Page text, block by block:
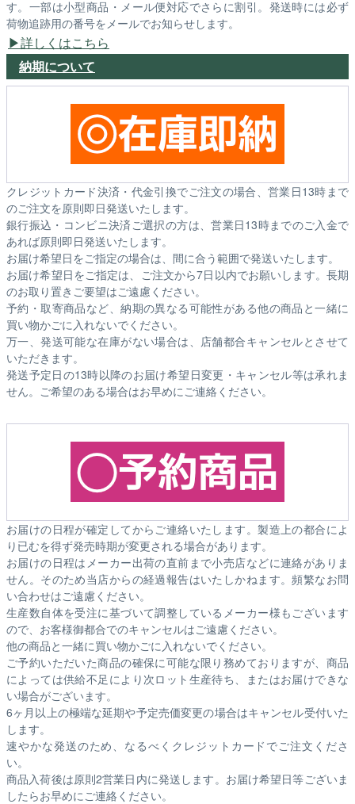
す。一部は小型商品・メール便対応でさらに割引。発送時には必ず
荷物追跡用の番号をメールでお知らせします。
詳しくはこちら
納期について
クレジットカード決済・代金引換でご注文の場合、営業日13時まで
のご注文を原則即日発送いたします。
銀行振込・コンビニ決済ご選択の方は、営業日13時までのご入金で
あれば原則即日発送いたします。
お届け希望日をご指定の場合は、間に合う範囲で発送いたします。
お届け希望日をご指定は、ご注文から7日以内でお願いします。長期
のお取り置きご要望はご遠慮ください。
予約・取寄商品など、納期の異なる可能性がある他の商品と一緒に
買い物かごに入れないでください。
万一、発送可能な在庫がない場合は、店舗都合キャンセルとさせて
いただきます。
発送予定日の13時以降のお届け希望日変更・キャンセル等は承れま
せん。ご希望のある場合はお早めにご連絡ください。
お届けの日程が確定してからご連絡いたします。製造上の都合によ
り已むを得ず発売時期が変更される場合があります。
お届けの日程はメーカー出荷の直前まで小売店などに連絡がありま
せん。そのため当店からの経過報告はいたしかねます。頻繁なお問
い合わせはご遠慮ください。
生産数自体を受注に基づいて調整しているメーカー様もございます
ので、お客様御都合でのキャンセルはご遠慮ください。
他の商品と一緒に買い物かごに入れないでください。
ご予約いただいた商品の確保に可能な限り務めておりますが、商品
によっては供給不足により次ロット生産待ち、またはお届けできな
い場合がございます。
6ヶ月以上の極端な延期や予定売価変更の場合はキャンセル受付いた
します。
速やかな発送のため、なるべくクレジットカードでご注文くださ
い。
商品入荷後は原則2営業日内に発送します。お届け希望日等ございま
したらお早めにご連絡ください。